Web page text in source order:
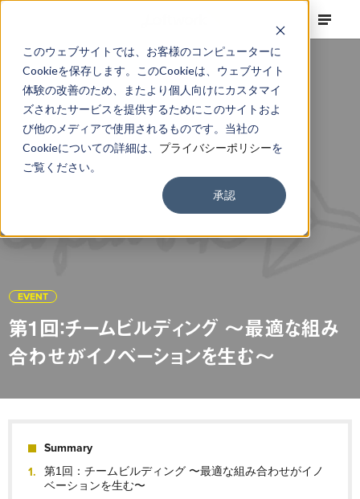
このウェブサイトでは、お客様のコンピューターに
Cookieを保存します。このCookieは、ウェブサイト
体験の改善のため、またより個人向けにカスタマイ
ズされたサービスを提供するためにこのサイトおよ
び他のメディアで使用されるものです。当社の
Cookieについての詳細は、 プライバシーポリシーを
ご覧ください。
承認
EVENT
第1回：チームビルディング 〜最適な組み
合わせがイノベーションを生む〜
Summary
第1回：チームビルディング 〜最適な組み合わせがイノ
ベーションを生む〜